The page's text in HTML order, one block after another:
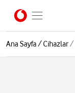
Ana Sayfa/Cihazlar/